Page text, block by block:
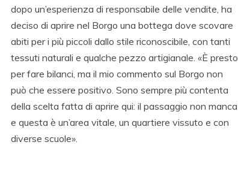
dopo un’esperienza di responsabile delle vendite, ha
deciso di aprire nel Borgo una bottega dove scovare
abiti per i più piccoli dallo stile riconoscibile, con tanti
tessuti naturali e qualche pezzo artigianale. «È presto
per fare bilanci, ma il mio commento sul Borgo non
può che essere positivo. Sono sempre più contenta
della scelta fatta di aprire qui: il passaggio non manca
e questa è un’area vitale, un quartiere vissuto e con
diverse scuole».